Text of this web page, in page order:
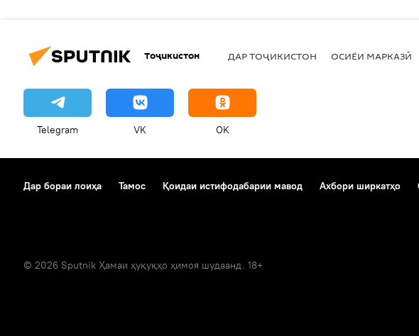
Тоҷикистон ДАР ТОҶИКИСТОН ОСИЁИ МАРКАЗӢ
Telegram VK OK
Дар бораи лоиҳа Тамос Қоидаи истифодабарии мавод Ахбори ширкатҳо
© 2026 Sputnik Ҳамаи ҳуқуқҳо ҳимоя шудаанд. 18+